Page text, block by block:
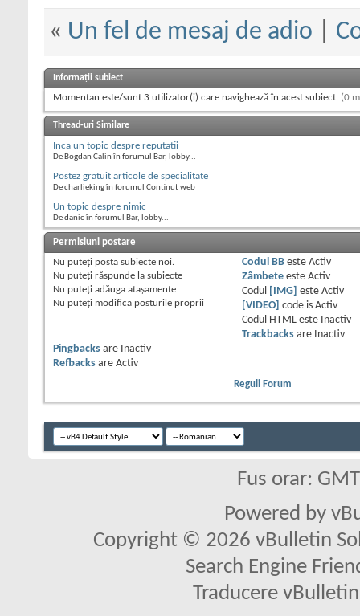
« Un fel de mesaj de adio
Informații subiect
Momentan este/sunt 3 utilizator(i) care navighează în acest subiect. (0
Thread-uri Similare
Inca un topic despre reputatii
De Bogdan Calin în forumul Bar, lobby...
Postez gratuit articole de specialitate
De charlieking în forumul Continut web
Un topic despre nimic
De danic în forumul Bar, lobby...
Permisiuni postare
Nu puteţi posta subiecte noi.
Nu puteţi răspunde la subiecte
Nu puteţi adăuga ataşamente
Nu puteţi modifica posturile proprii
Codul BBeste Activ
Zâmbeteeste Activ
Codul
[IMG] este Activ
[VIDEO] code is Activ
Codul HTML este
Inactiv
Trackbacksare
Inactiv
Pingbacks are
Inactiv
Refbacks are Activ
Reguli Forum
Fus orar:
Powered by
Copyright © 2026 vBulletin
Search Engine
Traducere